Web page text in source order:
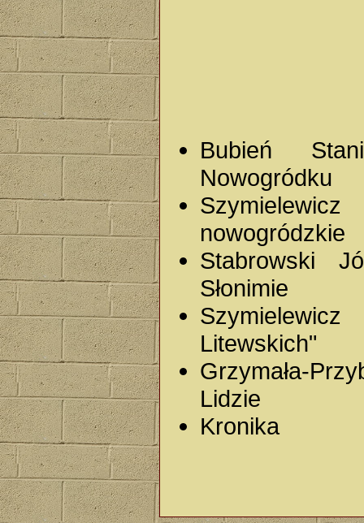
Bubień
Nowogródku
nowogródzkie
Stabrowski
Słonimie
Litewskich"
Grzymała-
Lidzie
Kronika